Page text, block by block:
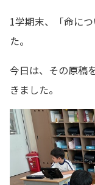
1学期末、「命に
た。
今日は、その原稿
きました。